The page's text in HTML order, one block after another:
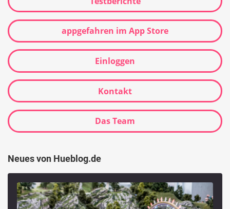
appgefahren im App Store
Einloggen
Kontakt
Das Team
Neues von Hueblog.de